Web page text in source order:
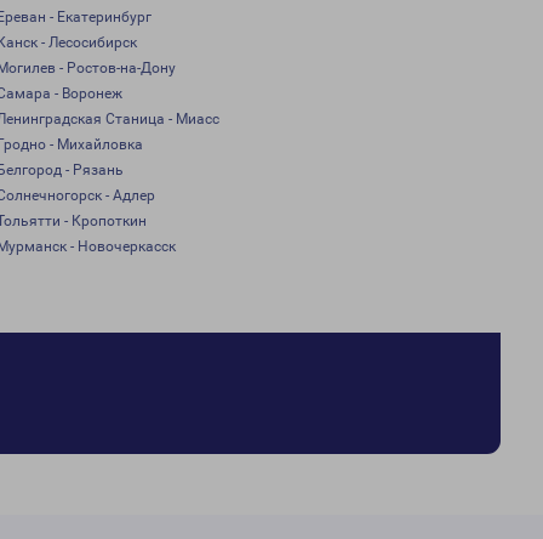
- Екатеринбург
- Лесосибирск
- Ростов-на-Дону
- Воронеж
Станица - Миасс
- Михайловка
- Рязань
- Адлер
- Кропоткин
- Новочеркасск